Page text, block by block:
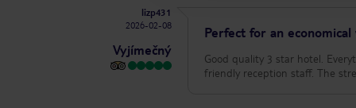
lizp431
2026-02-08
Vyjímečný
Perfect for an economical
Good quality 3 star hotel.
friendly reception staff. The